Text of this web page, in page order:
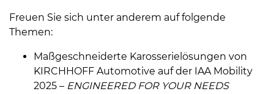
Freuen Sie sich unter anderem auf folgende
Themen:
Maßgeschneiderte Karosserielösungen von
KIRCHHOFF Automotive auf der IAA Mobility
2025 – ENGINEERED FOR YOUR NEEDS